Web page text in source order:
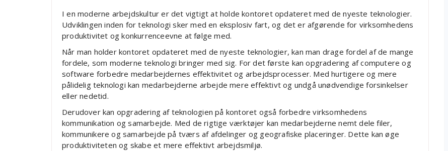
I en moderne arbejdskultur er det vigtigt at holde kontoret opdateret med de nyeste teknologier.
Udviklingen inden for teknologi sker med en eksplosiv fart, og det er afgørende for virksomhedens
produktivitet og konkurrenceevne at følge med.
Når man holder kontoret opdateret med de nyeste teknologier, kan man drage fordel af de mange
fordele, som moderne teknologi bringer med sig. For det første kan opgradering af computere og
software forbedre medarbejdernes effektivitet og arbejdsprocesser. Med hurtigere og mere
pålidelig teknologi kan medarbejderne arbejde mere effektivt og undgå unødvendige forsinkelser
eller nedetid.
Derudover kan opgradering af teknologien på kontoret også forbedre virksomhedens
kommunikation og samarbejde. Med de rigtige værktøjer kan medarbejderne nemt dele filer,
kommunikere og samarbejde på tværs af afdelinger og geografiske placeringer. Dette kan øge
produktiviteten og skabe et mere effektivt arbejdsmiljø.